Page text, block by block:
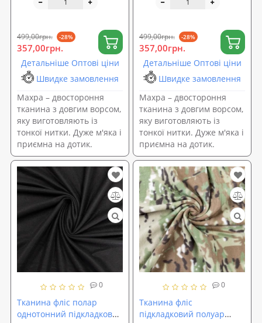
260г/м2 ширина 210см
499,00грн. -28%
357,00грн.
Детальніше Оптові ціни
Швидке замовлення
Махра – двостороння
тканина з довгим ворсом,
яку виготовляють із
тонкої нитки. Дуже м'яка і
приємна на дотик.
260г/м2 ширина 210см
499,00грн. -28%
357,00грн.
Детальніше Оптові ціни
Швидке замовлення
Махра – двостороння
тканина з довгим ворсом,
яку виготовляють із
тонкої нитки. Дуже м'яка і
приємна на дотик.
0
Тканина фліс полар
однотонний підкладковий
0
Тканина фліс
підкладковий полуар